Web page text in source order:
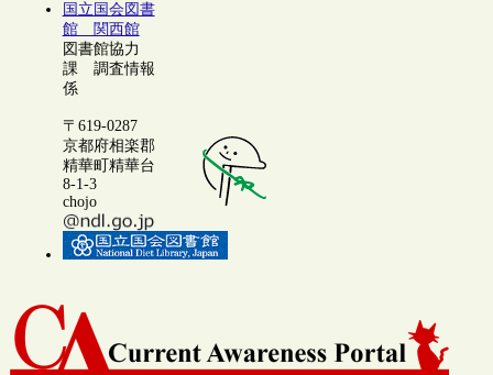
国立国会図書
館 関西館
図書館協力
課 調査情報
係
〒619-0287
京都府相楽郡
精華町精華台
8-1-3
chojo